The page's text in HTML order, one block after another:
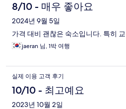
8/10 - 매우 좋아요
2024년 9월 5일
가격 대비 괜찮은 숙소입니다. 특히
jaeran 님, 1박 여행
실제 이용 고객 후기
10/10 - 최고예요
2023년 10월 2일